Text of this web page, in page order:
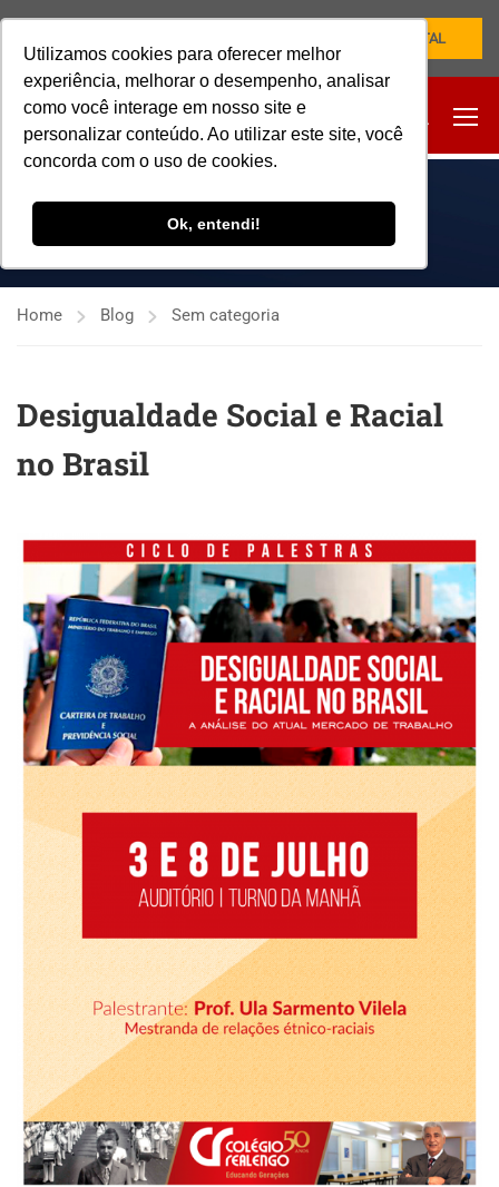
Utilizamos cookies para oferecer melhor
experiência, melhorar o desempenho, analisar
como você interage em nosso site e
personalizar conteúdo. Ao utilizar este site, você
concorda com o uso de cookies.
Ok, entendi!
NOVO PORTAL
SEM CATEGORIA
Home Blog Sem categoria
Desigualdade Social e Racial
no Brasil